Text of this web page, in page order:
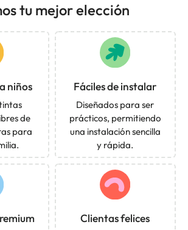
tu mejor elección
niños
de
para
Fáciles de instalar
Diseñados para ser
prácticos, permitiendo
una instalación sencilla
y rápida.
Clientas felices